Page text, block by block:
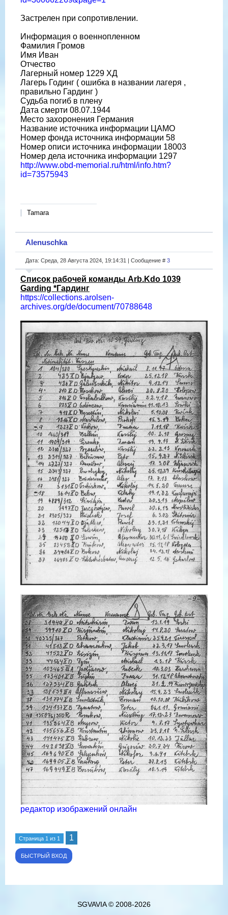
Застрелен при сопротивлении.
Информация о военнопленном
Фамилия Громов
Имя Иван
Отчество
Лагерный номер 1229 ХД
Лагерь Годинг ( ошибка в названии лагеря ,
правильно Гардинг )
Судьба погиб в плену
Дата смерти 08.07.1944
Место захоронения Германия
Название источника информации ЦАМО
Номер фонда источника информации 58
Номер описи источника информации 18003
Номер дела источника информации 1297
http://www.obd-memorial.ru/html/info.htm?
id=73575943
Tamara
Alenuschka
Дата: Среда, 28 Августа 2024, 19:14:31 | Сообщение # 3
Список рабочей команды Arb.Kdo 1039
Garding *Гардинг
https://collections.arolsen-
archives.org/de/document/70788648
редактор изображений онлайн
Страница 1 из 1 1
SGVAVIA © 2008-2026